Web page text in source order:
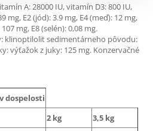
A: 28000 IU, vitamín D3: 800 IU,
mg, E2 (jód): 3.9 mg, E4 (meď): 12 mg,
mg, E8 (selén): 0,08 mg.
klinoptilolit sedimentárneho pôvodu:
výťažok z juky: 125 mg. Konzervačné
dospelosti
2 kg
3,5 kg